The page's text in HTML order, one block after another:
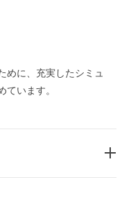
めに、充実したシミュ
います。